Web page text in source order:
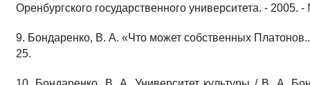
Оренбургского государственного университета. - 2005.
9. Бондаренко, В. А. «Что может собственных
25.